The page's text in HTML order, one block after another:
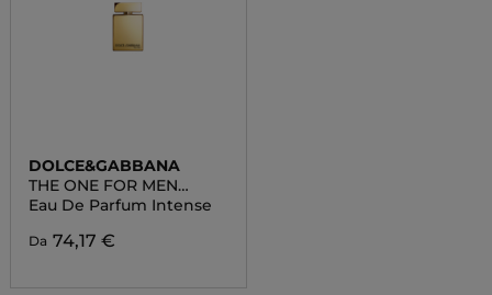
DOLCE&GABBANA
THE ONE FOR MEN
GOLD
Eau De Parfum Intense
Da 74,17 €